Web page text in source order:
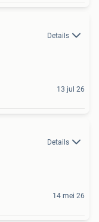
Details
13 jul 26
Details
14 mei 26